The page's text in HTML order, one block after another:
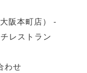
阪本町店） -
レストラン
わせ